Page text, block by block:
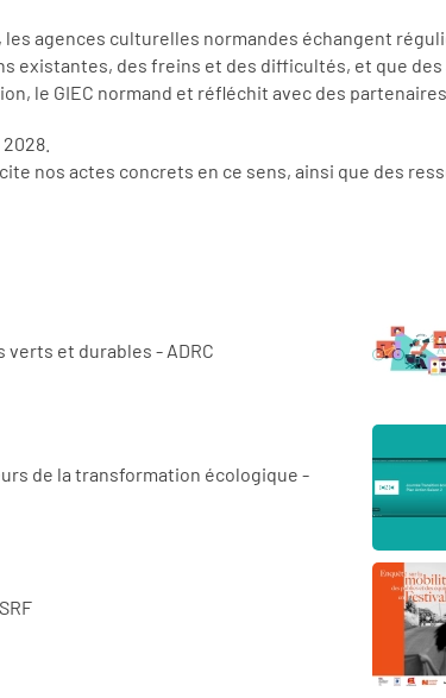
les agences culturelles normandes échangent
existantes, des freins et des difficultés, et que
le GIEC normand et réfléchit avec des partenaires
nos actes concrets en ce sens, ainsi que des
et durables - ADRC
de la transformation écologique -